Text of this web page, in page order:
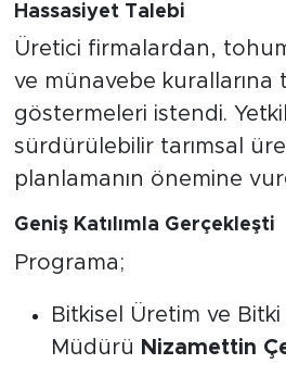
Hassasiyet Talebi
Üretici firmalardan,
ve münavebe kurallarına
göstermeleri istendi.
sürdürülebilir tarımsal
planlamanın önemine
Geniş Katılımla Gerçekleşti
Programa;
Bitkisel Üretim ve Bitki
Müdürü Nizamettin